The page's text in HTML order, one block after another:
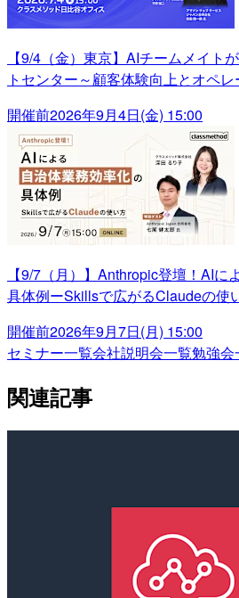
【9/4（金）東京】AIチームメイト
トセンター～顧客体験向上とオペ
開催前2026年9月4日(金) 15:00
【9/7（月）】Anthropic登壇！AI
具体例ーSkillsで広がるClaudeの使
開催前2026年9月7日(月) 15:00
セミナー一覧会社説明会一覧勉強会
関連記事